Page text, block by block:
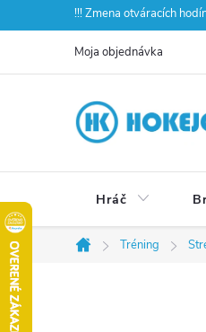
na
!!! Zmena otváracích
Moja objednávka
Hráč
Domov
Tréning